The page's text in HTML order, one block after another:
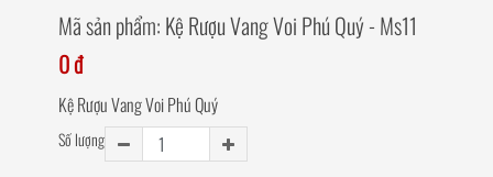
Mã sản phẩm: Kệ Rượu Vang Voi Phú Quý - Ms11
0 đ
Kệ Rượu Vang Voi Phú Quý
Số lượng